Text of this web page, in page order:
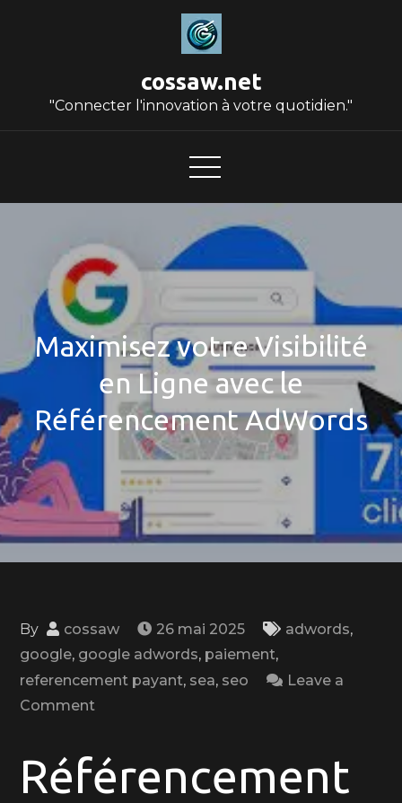
cossaw.net
"Connecter l'innovation à votre quotidien."
Maximisez votre Visibilité
en Ligne avec le
Référencement AdWords
By cossaw 26 mai 2025 adwords,
google, google adwords, paiement,
referencement payant, sea, seo
Leave a
Commenton
votre
Visibilité
Référencement